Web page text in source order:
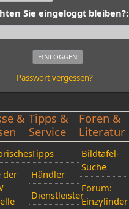
Sie eingeloggt bleiben?:
Passwort vergessen?
&
der
Tipps &
Service
Tipps
Händler
Dienstleister
Foren &
Literatur
Bildtafel-
Suche
Forum:
Einzylinder